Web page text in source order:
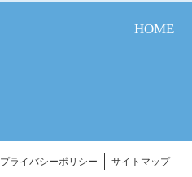
HOME
プライバシーポリシー サイトマップ